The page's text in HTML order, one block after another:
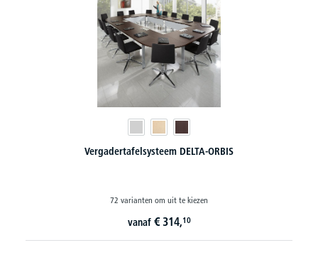
Conferentietafel OVO - extra lang tot 5500 mm
20 varianten om uit te kiezen
vanaf € 989,10